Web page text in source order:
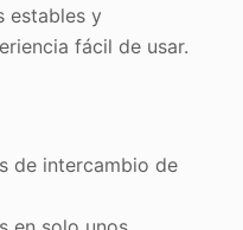
estables y
fácil de usar.
de intercambio de